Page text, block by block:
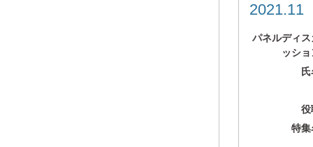
パネルディス
ッショ
役
特集